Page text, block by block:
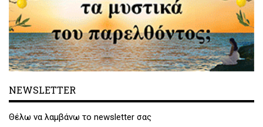
NEWSLETTER
Θέλω να λαμβάνω το newsletter σας